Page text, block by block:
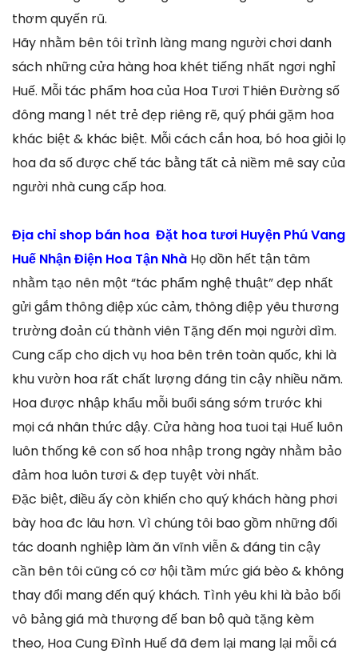
thơm quyến rũ.
Hãy nhằm bên tôi trình làng mang người chơi danh
sách những cửa hàng hoa khét tiếng nhất ngơi nghỉ
Huế. Mỗi tác phẩm hoa của Hoa Tươi Thiên Đường số
đông mang 1 nét trẻ đẹp riêng rẽ, quý phái gặm hoa
khác biệt & khác biệt. Mỗi cách cắn hoa, bó hoa giỏi lọ
hoa đa số được chế tác bằng tất cả niềm mê say của
người nhà cung cấp hoa.
Địa chỉ shop bán hoa Đặt hoa tươi Huyện Phú Vang
Huế Nhận Điện Hoa Tận Nhà Họ dồn hết tận tâm
nhằm tạo nên một “tác phẩm nghệ thuật” đẹp nhất
gửi gắm thông điệp xúc cảm, thông điệp yêu thương
trường đoản cú thành viên Tặng đến mọi người dìm.
Cung cấp cho dịch vụ hoa bên trên toàn quốc, khi là
khu vườn hoa rất chất lượng đáng tin cậy nhiều năm.
Hoa được nhập khẩu mỗi buổi sáng sớm trước khi
mọi cá nhân thức dậy. Cửa hàng hoa tuoi tại Huế luôn
luôn thống kê con số hoa nhập trong ngày nhằm bảo
đảm hoa luôn tươi & đẹp tuyệt vời nhất.
Đặc biệt, điều ấy còn khiến cho quý khách hàng phơi
bày hoa đc lâu hơn. Vì chúng tôi bao gồm những đối
tác doanh nghiệp làm ăn vĩnh viễn & đáng tin cậy
cần bên tôi cũng có cơ hội tầm mức giá bèo & không
thay đổi mang đến quý khách. Tình yêu khi là bảo bối
vô bảng giá mà thượng đế ban bộ quà tặng kèm
theo, Hoa Cung Đình Huế đã đem lại mang lại mỗi cá